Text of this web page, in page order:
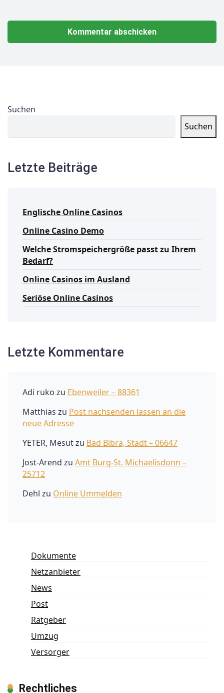
Suchen
Suchen
Letzte Beiträge
Englische Online Casinos
Online Casino Demo
Welche Stromspeichergröße passt zu Ihrem
Bedarf?
Online Casinos im Ausland
Seriöse Online Casinos
Letzte Kommentare
Adi ruko zu Ebenweiler – 88361
Matthias zu Post nachsenden lassen an die
neue Adresse
YETER, Mesutzu Bad Bibra, Stadt – 06647
Jost-Arend zu Amt Burg-St. Michaelisdonn –
25712
Dehl zu Online Ummelden
Dokumente
Netzanbieter
News
Post
Ratgeber
Umzug
Versorger
Rechtliches